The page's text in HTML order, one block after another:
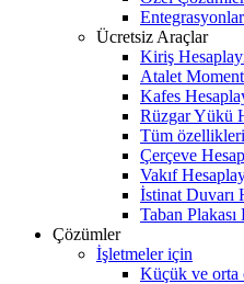
Entegrasyonlar
Ücretsiz Araçlar
Kiriş
Atalet
Kafes
Rüzgar Yükü
Tüm
Çerçeve
Vakıf
İstinat Duvarı
Taban Plakası
Çözümler
İşletmeler için
Küçük ve orta